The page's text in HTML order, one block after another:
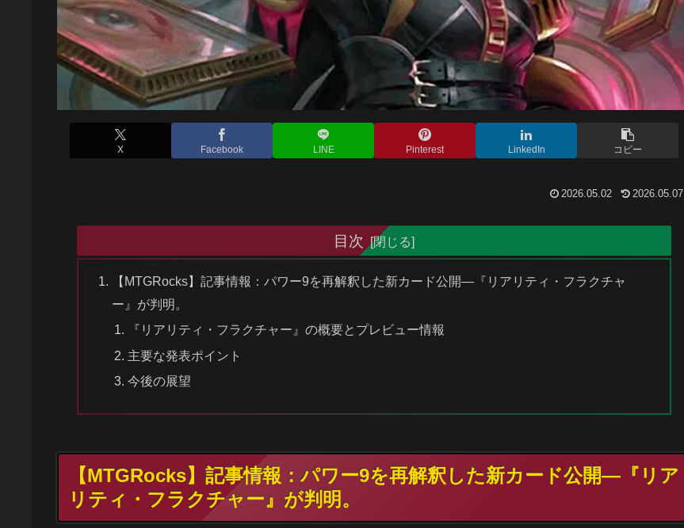
X Facebook LINE Pinterest LinkedIn コピー
2026.05.02 2026.05.07
目次
【MTGRocks】記事情報：パワー9を再解釈した新カード公開―『リアリティ・フラクチャ
ー』が判明。
『リアリティ・フラクチャー』の概要とプレビュー情報
主要な発表ポイント
今後の展望
【MTGRocks】記事情報：パワー9を再解釈した新カード公開―『リア
リティ・フラクチャー』が判明。